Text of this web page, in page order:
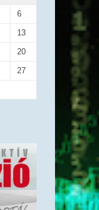
6
13
20
27